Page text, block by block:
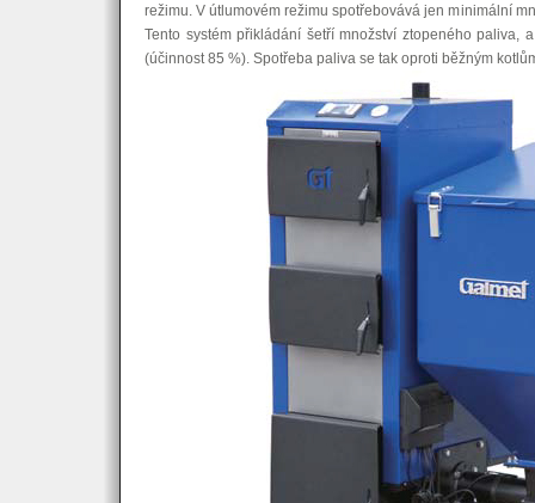
režimu. V útlumovém režimu spotřebovává jen minimální
Tento systém přikládání šetří množství ztopeného paliva,
(účinnost 85 %). Spotřeba paliva se tak oproti běžným